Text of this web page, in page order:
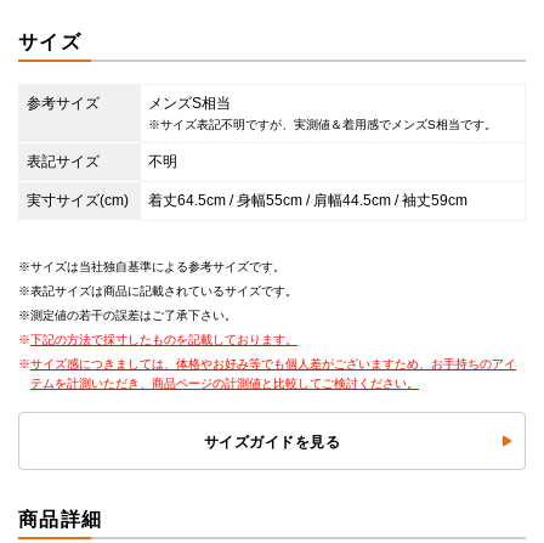
サイズ
参考サイズ メンズS相当
※サイズ表記不明ですが、実測値＆着用感でメンズS相当です。
表記サイズ 不明
実寸サイズ(cm) 着丈64.5cm / 身幅55cm / 肩幅44.5cm / 袖丈59cm
サイズは当社独自基準による参考サイズです。
表記サイズは商品に記載されているサイズです。
測定値の若干の誤差はご了承下さい。
下記の方法で採寸したものを記載しております。
サイズ感につきましては、体格やお好み等でも個人差がございますため、お手持ちのアイ
テムを計測いただき、商品ページの計測値と比較してご検討ください。
サイズガイドを見る
商品詳細